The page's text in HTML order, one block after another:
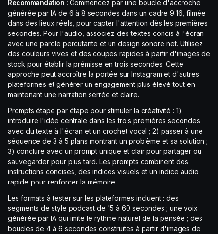
Recommandation : Commencez par une boucle d'accroche
générée par IA de 6 à 8 secondes dans un cadre 9:16, filmée
dans des lieux réels, pour capter l'attention dès les premières
secondes. Pour l'audio, associez des textes concis à l'écran
avec une parole percutante et un design sonore net. Utilisez
des couleurs vives et des coupes rapides à partir d'images de
stock pour établir la prémisse en trois secondes. Cette
approche peut accroître la portée sur Instagram et d'autres
plateformes et générer un engagement plus élevé tout en
maintenant une narration serrée et claire.
Prompts étape par étape pour stimuler la créativité : 1)
introduire l'idée centrale dans les trois premières secondes
avec du texte à l'écran et un crochet vocal ; 2) passer à une
séquence de 3 à 5 plans montrant un problème et sa solution ;
3) conclure avec un prompt unique et clair pour partager ou
sauvegarder pour plus tard. Les prompts combinent des
instructions concises, des indices visuels et un indice audio
rapide pour renforcer la mémoire.
Les formats à tester sur les plateformes incluent : des
segments de style podcast de 15 à 60 secondes ; une voix
générée par IA qui imite le rythme naturel de la pensée ; des
boucles de 4 à 6 secondes construites à partir d'images de